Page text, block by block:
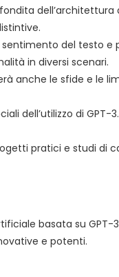
sentimento del testo
in diversi scenari.
anche le sfide e le
dell’utilizzo di
pratici e studi
basata su
e potenti.